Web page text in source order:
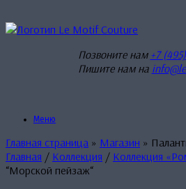
к
Позвоните нам +7
Пишите нам на
Меню
Главная страница » Магазин »
Главная / Коллекция / Коллекция
“Морской пейзаж“